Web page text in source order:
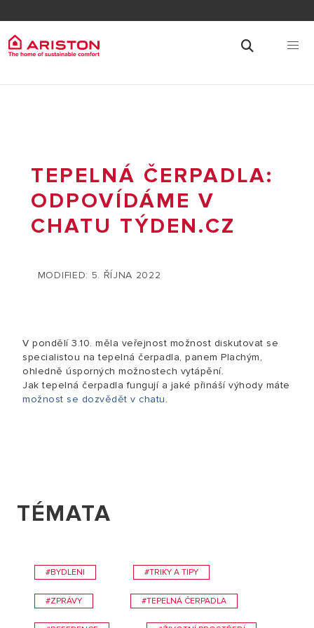
TEPELNÁ ČERPADLA:
ODPOVÍDÁME V
CHATU TÝDEN.CZ
MODIFIED: 5. ŘÍJNA 2022
V pondělí 3.10. měla veřejnost možnost diskutovat se
specialistou na tepelná čerpadla, panem Plachým,
ohledně úsporných možnostech vytápění.
Jak tepelná čerpadla fungují a jaké přináší výhody máte
možnost se dozvědět v chatu.
TÉMATA
#BYDLENI #TRIKY A TIPY
#ZPRÁVY #TEPELNÁ ČERPADLA